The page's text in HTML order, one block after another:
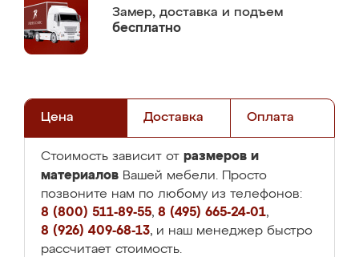
Замер, доставка и подъем
бесплатно
Цена Доставка Оплата
Стоимость зависит от размеров и
материалов Вашей мебели. Просто
позвоните нам по любому из телефонов:
8 (800) 511-89-55, 8 (495) 665-24-01,
8 (926) 409-68-13, и наш менеджер быстро
рассчитает стоимость.